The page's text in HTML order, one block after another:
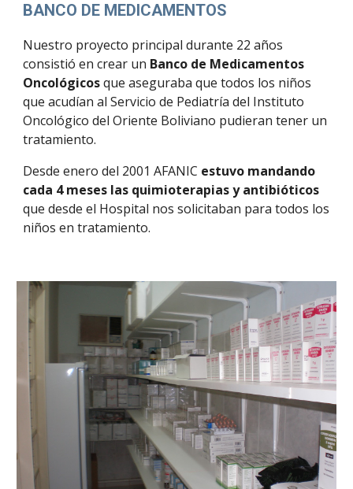
BANCO DE MEDICAMENTOS
Nuestro proyecto principal durante 22 años
consistió en crear un Banco de Medicamentos
Oncológicosque aseguraba que todos los niños
que acudían al Servicio de Pediatría del Instituto
Oncológico del Oriente Boliviano pudieran tener un
tratamiento.
Desde enero del 2001 AFANIC estuvo mandando
cada 4 meses las quimioterapias y antibióticos
que desde el Hospital nos solicitaban para todos los
niños en tratamiento.